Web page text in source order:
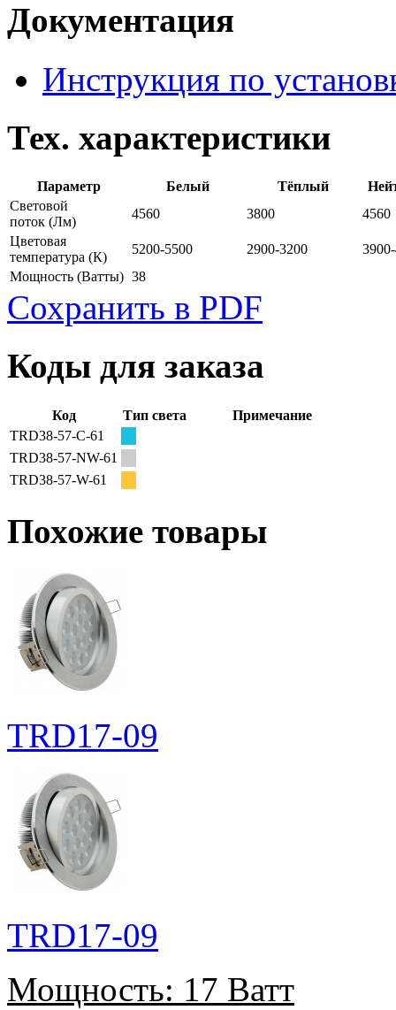
Документация
Инструкция по
Тех. характеристики
Параметр Белый Тёплый
Световой
поток (Лм)
4560 3800
4560
Цветовая
температура (К)
5200-5500 2900-3200
Мощность (Ватты) 38
Сохранить в PDF
Коды для заказа
Код Тип света
Примечание
TRD38-57-C-61
TRD38-57-NW-61
TRD38-57-W-61
Похожие товары
TRD17-09
TRD17-09
Мощность: 17 Ватт